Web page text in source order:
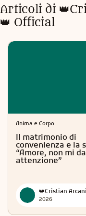
Articoli di
👑 Official
Anima e Corpo
Il matrimonio di
convenienza e la
“Amore, non mi
attenzione”
2026